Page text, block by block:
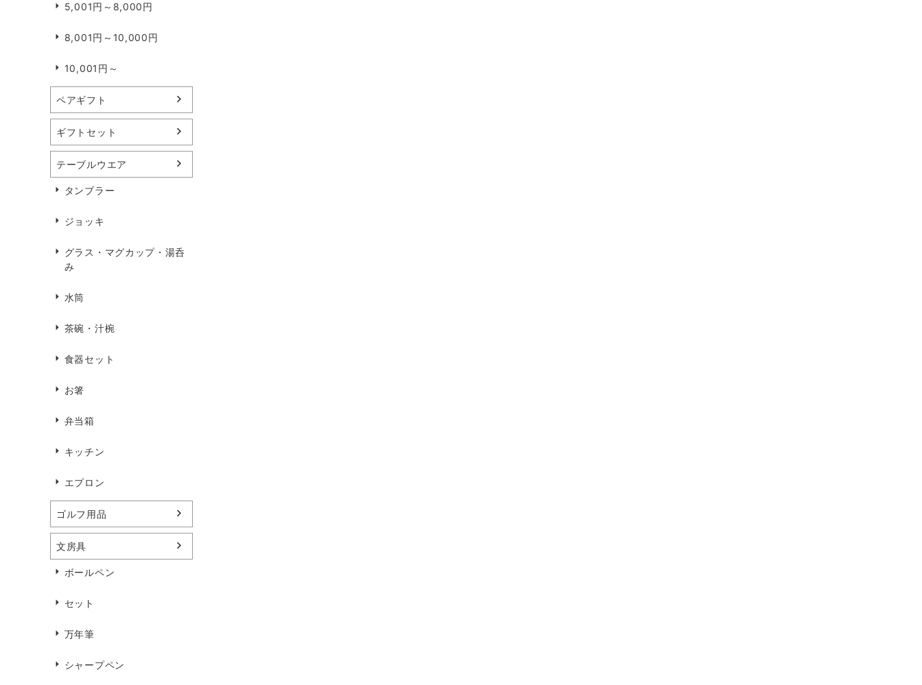
5,001円～8,000円
8,001円～10,000円
10,001円～
ペアギフト
ギフトセット
テーブルウエア
タンブラー
ジョッキ
グラス・マグカップ・湯呑
み
水筒
茶碗・汁椀
食器セット
お箸
弁当箱
キッチン
エプロン
ゴルフ用品
文房具
ボールペン
セット
万年筆
シャープペン